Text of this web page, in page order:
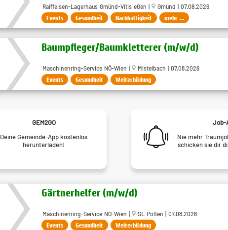
Raiffeisen-Lagerhaus Gmünd-Vitis eGen | Gmünd | 07.08.2026
Events Gesundheit Nachhaltigkeit mehr ...
Baumpfleger​/Baumkletterer (m​/w​/d)
Maschinenring-Service NÖ-Wien | Mistelbach | 07.08.2026
Events Gesundheit Weiterbildung
GEM2GO
Deine Gemeinde-App kostenlos
herunterladen!
Job-
Nie mehr
schicken sie dir
Gärtnerhelfer (m​/w​/d)
Maschinenring-Service NÖ-Wien | St. Pölten | 07.08.2026
Events Gesundheit Weiterbildung